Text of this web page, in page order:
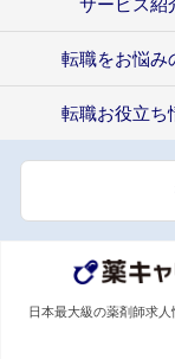
転職をお悩み
転職お役立ち
日本最大級の薬剤師求人